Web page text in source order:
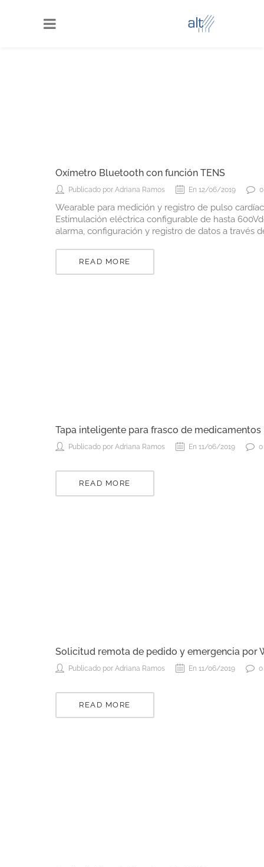
Oxímetro Bluetooth con función TENS
Publicado por Adriana Ramos En 12/06/2019
Wearable para medición y registro de pulso
Estimulación eléctrica configurable de hasta
alarma, configuración y registro de datos a través
READ MORE
Tapa inteligente para frasco de medicamentos
Publicado por Adriana Ramos En 11/06/2019 0
READ MORE
Solicitud remota de pedido y emergencia por
Publicado por Adriana Ramos En 11/06/2019 0
READ MORE